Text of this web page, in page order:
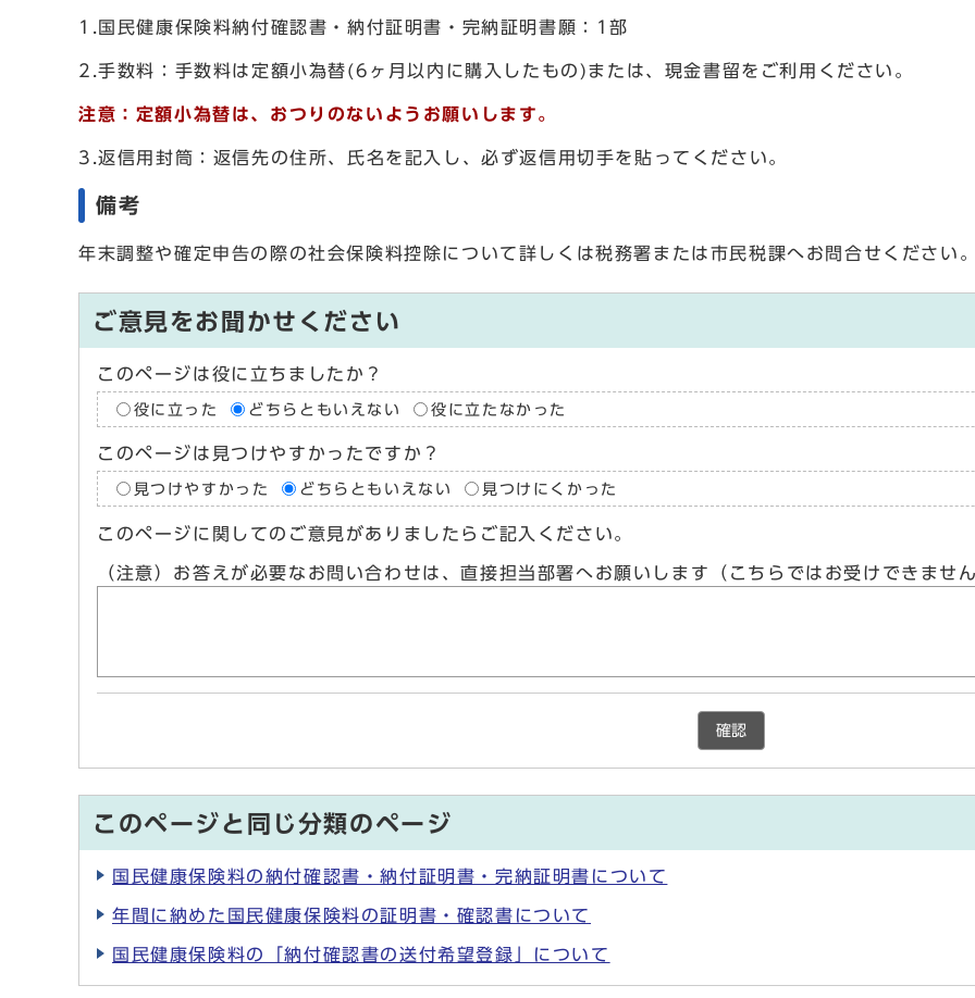
1.国民健康保険料納付確認書・納付証明書・完納証明書願：1部
2.手数料：手数料は定額小為替(6ヶ月以内に購入したもの)または、現金書留をご利用ください。
注意：定額小為替は、おつりのないようお願いします。
3.返信用封筒：返信先の住所、氏名を記入し、必ず返信用切手を貼ってください。
備考
年末調整や確定申告の際の社会保険料控除について詳しくは税務署または市民税課へお問合せください
ご意見をお聞かせください
このページは役に立ちましたか？
役に立った どちらともいえない 役に立たなかった
このページは見つけやすかったですか？
見つけやすかった どちらともいえない 見つけにくかった
このページに関してのご意見がありましたらご記入ください。
（注意）お答えが必要なお問い合わせは、直接担当部署へお願いします（こちらではお受けできませ
確認
このページと同じ分類のページ
国民健康保険料の納付確認書・納付証明書・完納証明書について
年間に納めた国民健康保険料の証明書・確認書について
国民健康保険料の「納付確認書の送付希望登録」について